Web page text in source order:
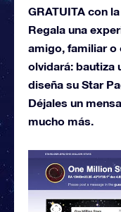
GRATUITA con
Regala una
amigo, familiar o
olvidará: bautiza
diseña su Star
Déjales un
mucho más.